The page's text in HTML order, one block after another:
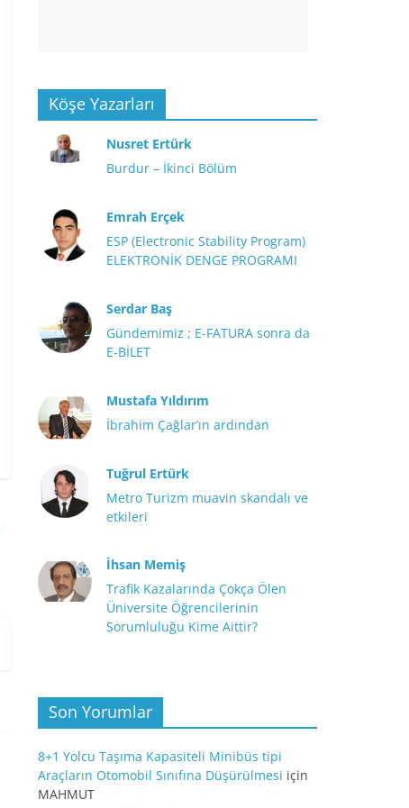
Köşe Yazarları
Nusret Ertürk
Burdur – İkinci Bölüm
Emrah Erçek
ESP (Electronic Stability Program)
ELEKTRONİK DENGE PROGRAMI
Serdar Baş
Gündemimiz ; E-FATURA sonra da
E-BİLET
Mustafa Yıldırım
İbrahim Çağlar’ın ardından
Tuğrul Ertürk
Metro Turizm muavin skandalı ve
etkileri
İhsan Memiş
Trafik Kazalarında Çokça Ölen
Üniversite Öğrencilerinin
Sorumluluğu Kime Aittir?
Son Yorumlar
8+1 Yolcu Taşıma Kapasiteli Minibüs tipi
Araçların Otomobil Sınıfına Düşürülmesi için
MAHMUT